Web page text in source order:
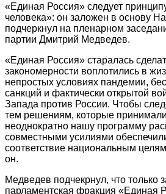
«Единая Россия» следует
человека»: он заложен в основу
подчеркнул на пленарном
партии Дмитрий Медведев.
«Единая Россия» старалась
закономерности воплотились в
непростых условиях пандемии,
санкций и фактически открытой
Запада против России. Чтобы
тем решениям, которые
неоднократно нашу программу
совместными усилиями
соответствие национальным
он.
Медведев подчекрнул, что только
парламентская фракция «Единая